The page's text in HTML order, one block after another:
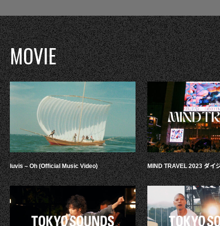
MOVIE
luvis – Oh (Official Music Video) MIND TRAVEL 2023 ダイ